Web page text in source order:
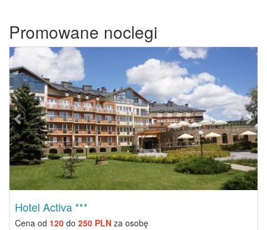
Promowane noclegi
Previous Next
Hotel Activa ***
Cena od 120 do 250 PLN za osobę